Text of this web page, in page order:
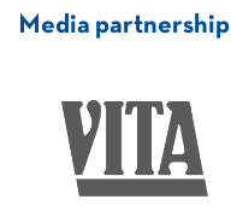
Media partnership